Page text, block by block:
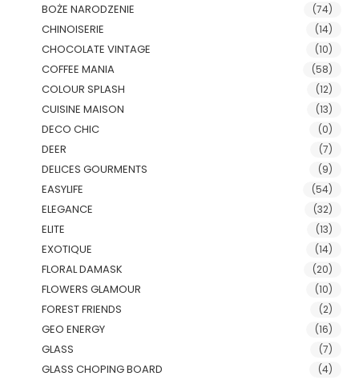
BOŻE NARODZENIE (74)
CHINOISERIE (14)
CHOCOLATE VINTAGE (10)
COFFEE MANIA (58)
COLOUR SPLASH (12)
CUISINE MAISON (13)
DECO CHIC (0)
DEER (7)
DELICES GOURMENTS (9)
EASYLIFE (54)
ELEGANCE (32)
ELITE (13)
EXOTIQUE (14)
FLORAL DAMASK (20)
FLOWERS GLAMOUR (10)
FOREST FRIENDS (2)
GEO ENERGY (16)
GLASS (7)
GLASS CHOPING BOARD (4)